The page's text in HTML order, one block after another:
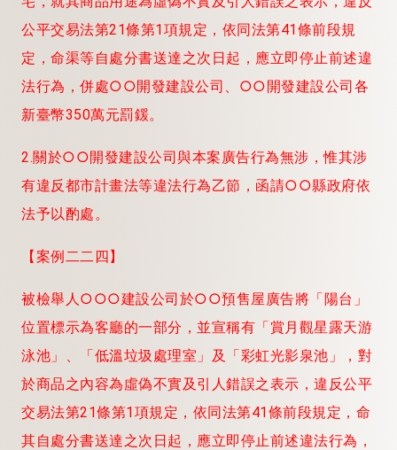
公平交易法第21條第1項規定，依同法第41條前段規
定，命渠等自處分書送達之次日起，應立即停止前述違
法行為，併處○○開發建設公司、○○開發建設公司各
新臺幣350萬元罰鍰。
2.關於○○開發建設公司與本案廣告行為無涉，惟其涉
有違反都市計畫法等違法行為乙節，函請○○縣政府依
法予以酌處。
【案例二二四】
被檢舉人○○○建設公司於○○預售屋廣告將「陽台」
位置標示為客廳的一部分，並宣稱有「賞月觀星露天游
泳池」、「低溫垃圾處理室」及「彩虹光影泉池」，對
於商品之內容為虛偽不實及引人錯誤之表示，違反公平
交易法第21條第1項規定，依同法第41條前段規定，命
其自處分書送達之次日起，應立即停止前述違法行為，